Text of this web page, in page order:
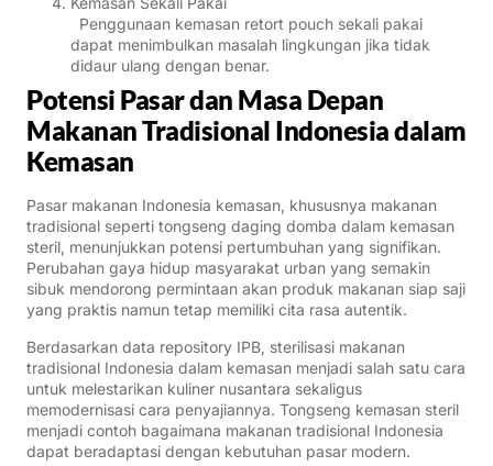
Penggunaan kemasan retort pouch sekali pakai
dapat menimbulkan masalah lingkungan jika tidak
didaur ulang dengan benar.
Potensi Pasar dan Masa Depan
Makanan Tradisional Indonesia dalam
Kemasan
Pasar makanan Indonesia kemasan, khususnya makanan
tradisional seperti tongseng daging domba dalam kemasan
steril, menunjukkan potensi pertumbuhan yang signifikan.
Perubahan gaya hidup masyarakat urban yang semakin
sibuk mendorong permintaan akan produk makanan siap saji
yang praktis namun tetap memiliki cita rasa autentik.
Berdasarkan data repository IPB, sterilisasi makanan
tradisional Indonesia dalam kemasan menjadi salah satu cara
untuk melestarikan kuliner nusantara sekaligus
memodernisasi cara penyajiannya. Tongseng kemasan steril
menjadi contoh bagaimana makanan tradisional Indonesia
dapat beradaptasi dengan kebutuhan pasar modern.